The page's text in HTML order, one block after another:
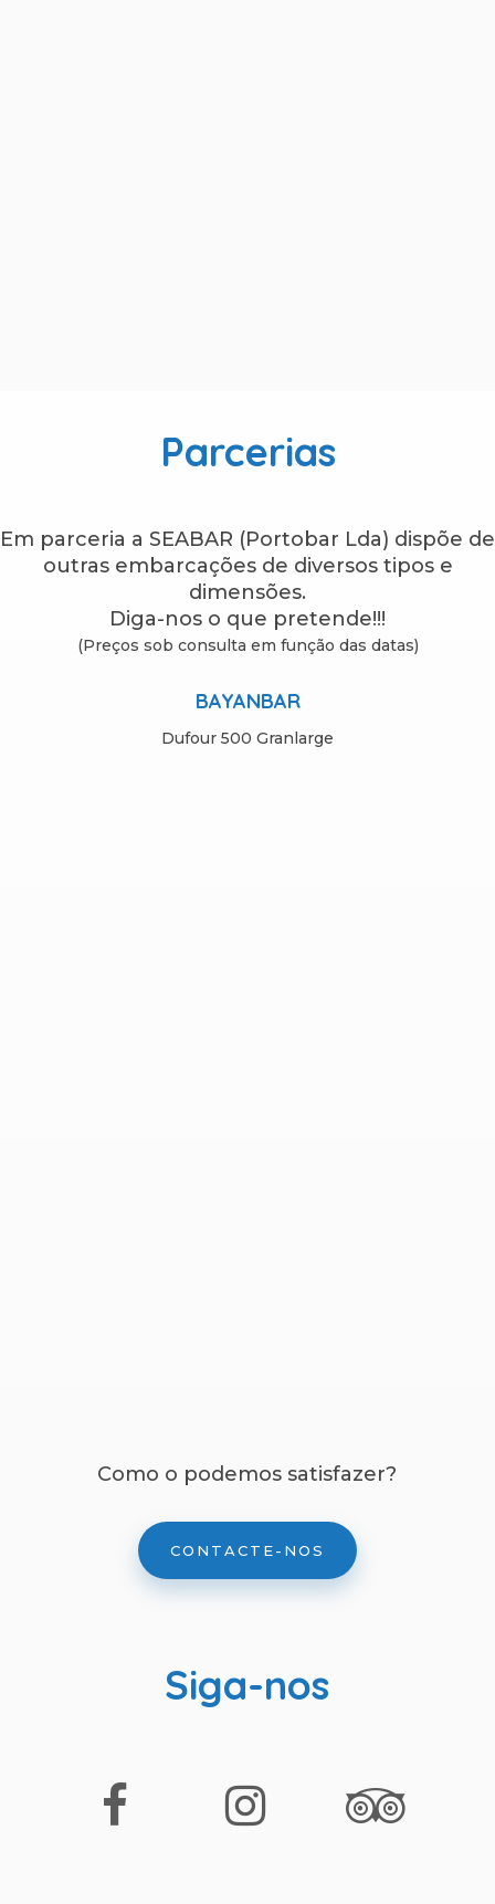
Parcerias
Em parceria a SEABAR (Portobar Lda) dispõe de
outras embarcações de diversos tipos e
dimensões.
Diga-nos o que pretende!!!
(Preços sob consulta em função das datas)
BAYANBAR
Dufour 500 Granlarge
Como o podemos satisfazer?
CONTACTE-NOS
Siga-nos